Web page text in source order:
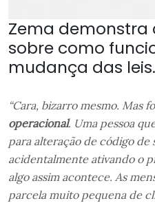
Zema
sobre como
mudança das
“Cara, bizarro mesmo. Mas
operacional. Uma pessoa
para alteração de código de
acidentalmente ativando o
algo assim acontece. As
parcela muito pequena de